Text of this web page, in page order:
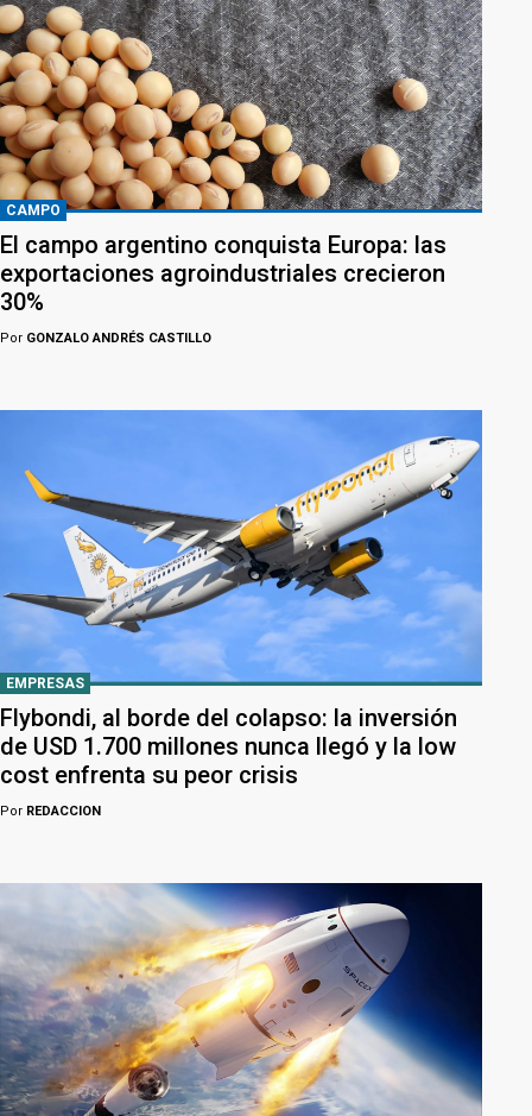
CAMPO
El campo argentino conquista Europa: las
exportaciones agroindustriales crecieron
30%
Por GONZALO ANDRÉS CASTILLO
EMPRESAS
Flybondi, al borde del colapso: la inversión
de USD 1.700 millones nunca llegó y la low
cost enfrenta su peor crisis
Por REDACCION